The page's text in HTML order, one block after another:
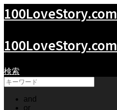
100LoveStory.com
100LoveStory.com
検索
and
or